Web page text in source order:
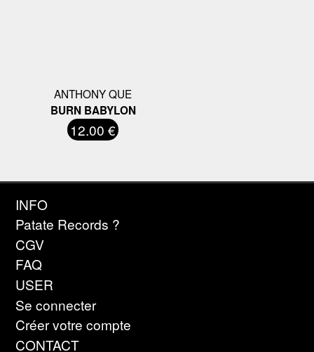
ANTHONY QUE
BURN BABYLON
12.00 €
INFO
Patate Records ?
CGV
FAQ
USER
Se connecter
Créer votre compte
CONTACT